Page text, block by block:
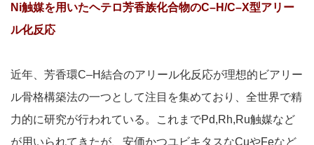
Ni触媒を用いたヘテロ芳香族化合物のC–H/C–X型アリー
ル化反応
近年、芳香環C–H結合のアリール化反応が理想的ビアリー
ル骨格構築法の一つとして注目を集めており、全世界で精
力的に研究が行われている。これまでPd,Rh,Ru触媒など
が用いられてきたが、安価かつユビキタスなCuやFeなど